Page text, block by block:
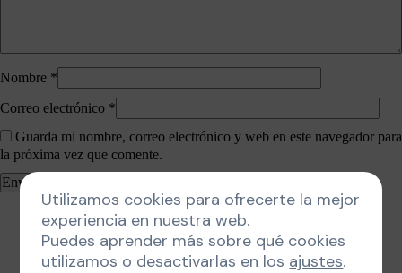
Nombre *
Correo electrónico *
Guarda mi nombre, correo electrónico y web en este navegador para
la próxima vez que comente.
Utilizamos cookies para ofrecerte la mejor
experiencia en nuestra web.
Puedes aprender más sobre qué cookies
utilizamos o desactivarlas en los ajustes.